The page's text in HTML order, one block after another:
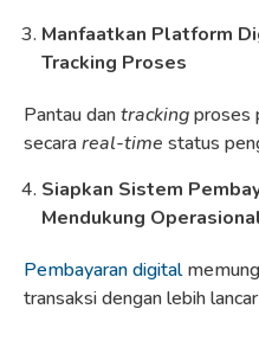
Manfaatkan Platform
Tracking Proses
Pantau dantrackingproses
secarareal-time status
Siapkan Sistem
Mendukung
Pembayaran digital
transaksi dengan lebih